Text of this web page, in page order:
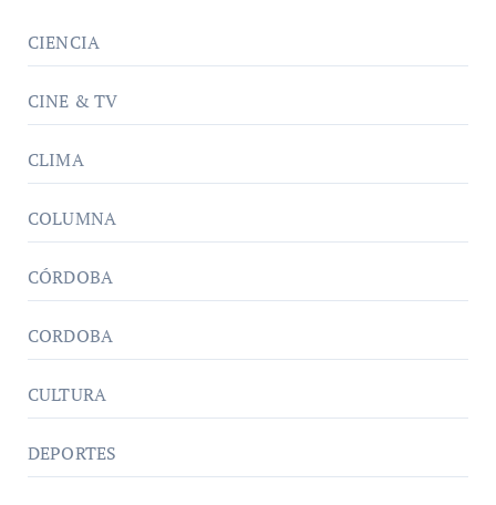
CIENCIA
CINE & TV
CLIMA
COLUMNA
CÓRDOBA
CORDOBA
CULTURA
DEPORTES